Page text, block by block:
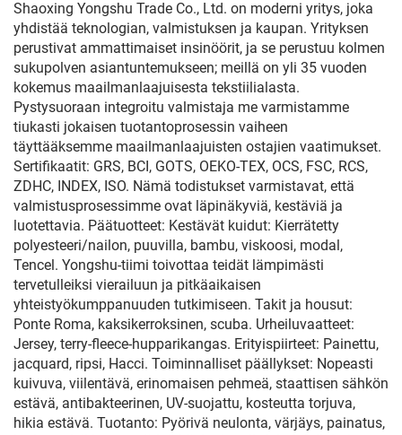
Shaoxing Yongshu Trade Co., Ltd. on moderni yritys, joka
yhdistää teknologian, valmistuksen ja kaupan. Yrityksen
perustivat ammattimaiset insinöörit, ja se perustuu kolmen
sukupolven asiantuntemukseen; meillä on yli 35 vuoden
kokemus maailmanlaajuisesta tekstiilialasta.
Pystysuoraan integroitu valmistaja me varmistamme
tiukasti jokaisen tuotantoprosessin vaiheen
täyttääksemme maailmanlaajuisten ostajien vaatimukset.
Sertifikaatit: GRS, BCI, GOTS, OEKO-TEX, OCS, FSC, RCS,
ZDHC, INDEX, ISO. Nämä todistukset varmistavat, että
valmistusprosessimme ovat läpinäkyviä, kestäviä ja
luotettavia. Päätuotteet: Kestävät kuidut: Kierrätetty
polyesteeri/nailon, puuvilla, bambu, viskoosi, modal,
Tencel. Yongshu-tiimi toivottaa teidät lämpimästi
tervetulleiksi vierailuun ja pitkäaikaisen
yhteistyökumppanuuden tutkimiseen. Takit ja housut:
Ponte Roma, kaksikerroksinen, scuba. Urheiluvaatteet:
Jersey, terry-fleece-hupparikangas. Erityispiirteet: Painettu,
jacquard, ripsi, Hacci. Toiminnalliset päällykset: Nopeasti
kuivuva, viilentävä, erinomaisen pehmeä, staattisen sähkön
estävä, antibakteerinen, UV-suojattu, kosteutta torjuva,
hikia estävä. Tuotanto: Pyörivä neulonta, värjäys, painatus,